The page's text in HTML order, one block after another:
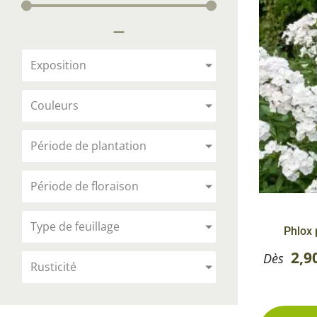
Arbustes de terre de bruyère
Plantes Grimpantes
Plantes méditerranéennes et exotiques
Rosiers
Plantes
Plantes
Plantes
Plantes
Plantes
Plantes
Plantes
—
Exposition
Couleurs
Période de plantation
Période de floraison
Type de feuillage
Rusticité
Phlox
Dès